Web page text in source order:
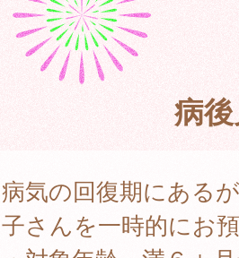
病
病気の回復期にある
子さんを一時的にお